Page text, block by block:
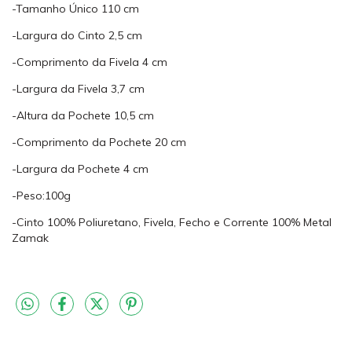
-Tamanho Único 110 cm
-Largura do Cinto 2,5 cm
-Comprimento da Fivela 4 cm
-Largura da Fivela 3,7 cm
-Altura da Pochete 10,5 cm
-Comprimento da Pochete 20 cm
-Largura da Pochete 4 cm
-Peso:100g
-Cinto 100% Poliuretano, Fivela, Fecho e Corrente 100% Metal
Zamak